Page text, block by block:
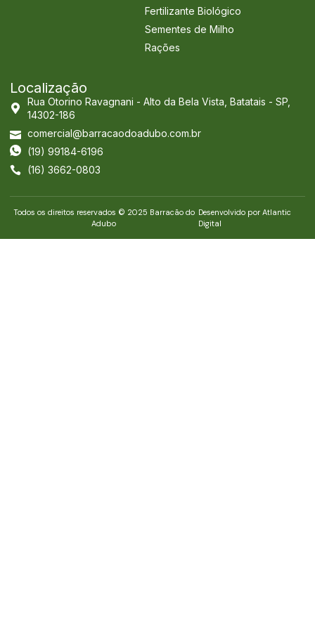
Fertilizante Biológico
Sementes de Milho
Rações
Localização
Rua Otorino Ravagnani - Alto da Bela Vista, Batatais - SP,
14302-186
comercial@barracaodoadubo.com.br
(19) 99184-6196
(16) 3662-0803
Todos os direitos reservados © 2025 Barracão do
Adubo
Desenvolvido por Atlantic
Digital